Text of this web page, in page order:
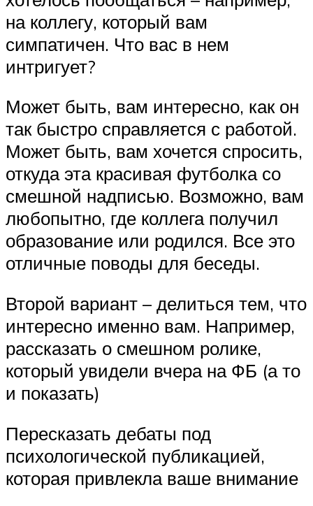
на коллегу, который вам
симпатичен. Что вас в нем
интригует?
Может быть, вам интересно, как он
так быстро справляется с работой.
Может быть, вам хочется спросить,
откуда эта красивая футболка со
смешной надписью. Возможно, вам
любопытно, где коллега получил
образование или родился. Все это
отличные поводы для беседы.
Второй вариант – делиться тем, что
интересно именно вам. Например,
рассказать о смешном ролике,
который увидели вчера на ФБ (а то
и показать)
Пересказать дебаты под
психологической публикацией,
которая привлекла ваше внимание